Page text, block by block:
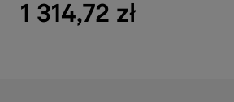
1 314,72 zł